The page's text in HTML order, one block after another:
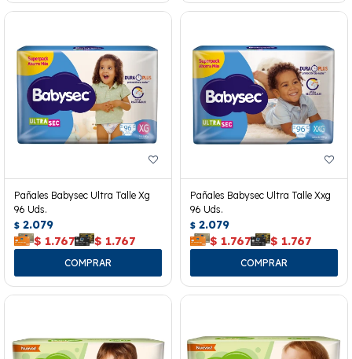
Pañales Babysec Ultra Talle Xg
96 Uds.
$ 2.079
$ 1.767 $ 1.767
Pañales Babysec Ultra Talle Xxg
96 Uds.
$ 2.079
$ 1.767 $ 1.767